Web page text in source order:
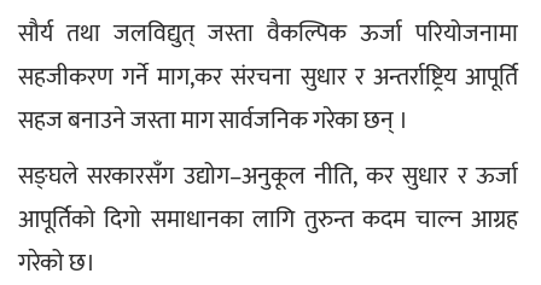
सौर्य तथा जलविद्युत् जस्ता वैकल्पिक ऊर्जा परियोजनामा
सहजीकरण गर्ने माग,कर संरचना सुधार र अन्तर्राष्ट्रिय आपूर्ति
सहज बनाउने जस्ता माग सार्वजनिक गरेका छन् ।
सङ्घले सरकारसँग उद्योग–अनुकूल नीति, कर सुधार र ऊर्जा
आपूर्तिको दिगो समाधानका लागि तुरुन्त कदम चाल्न आग्रह
गरेको छ।